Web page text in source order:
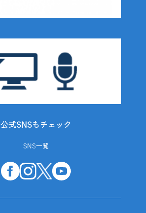
公式SNSもチェック
SNS一覧